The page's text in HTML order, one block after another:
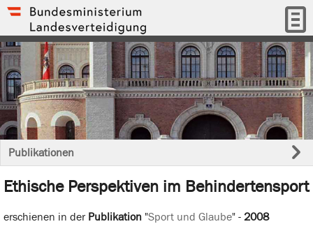
Publikationen
Ethische Perspektiven im Behindertensport
erschienen in der Publikation"Sport und Glaube" - 2008